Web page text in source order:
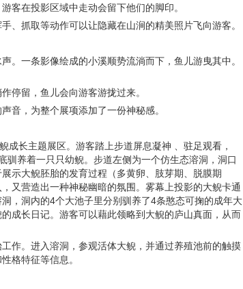
客在投影区域中走动会留下他们的脚印。
、抓取等动作可以让隐藏在山涧的精美照片飞向游客。
。一条影像绘成的小溪顺势流淌而下，鱼儿游曳其中。
停留，鱼儿会向游客游拢过来。
音，为整个展项添加了一份神秘感。
成长主题展区。游客踏上步道屏息凝神 、驻足观看，
驯养着一只只幼鲵。步道左侧为一个仿生态溶洞，洞口
示大鲵胚胎的发育过程（多黄卵、肢芽期、脱膜期
又营造出一种神秘幽暗的氛围。雾幕上投影的大鲵卡通
，洞内的4个大池子里分别驯养了4条憨态可掬的成年大
成长日记。游客可以藉此领略到大鲵的庐山真面，从而
作。进入溶洞，参观活体大鲵，并通过养殖池前的触摸
格特征等信息。